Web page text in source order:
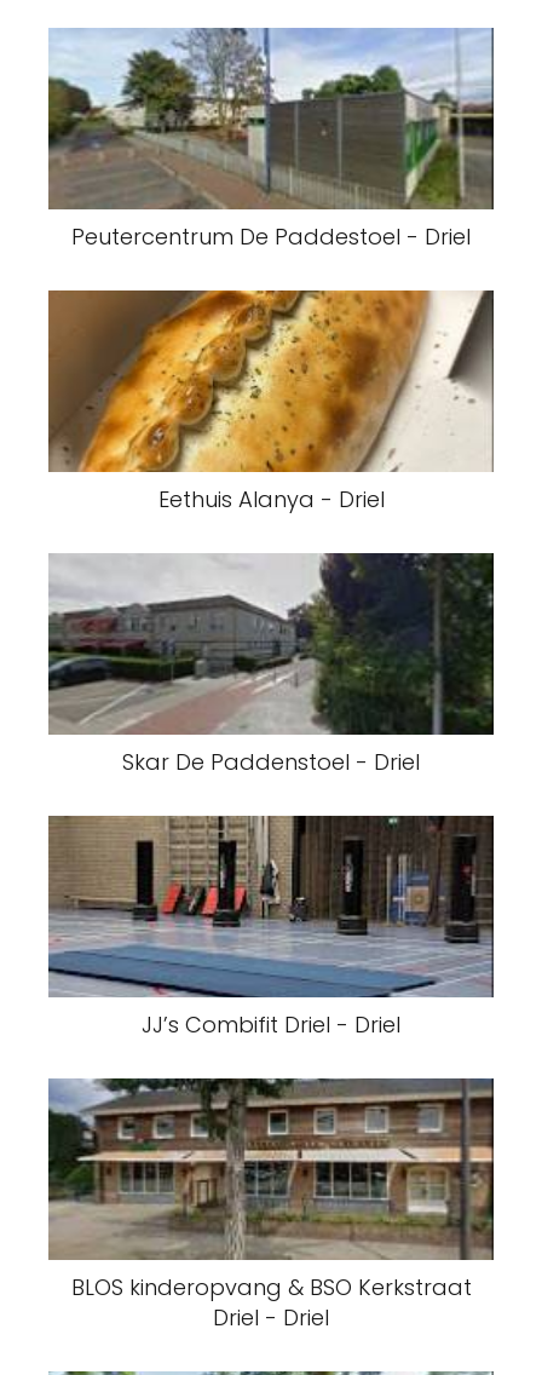
Peutercentrum De Paddestoel - Driel
Eethuis Alanya - Driel
Skar De Paddenstoel - Driel
JJ’s Combifit Driel - Driel
BLOS kinderopvang & BSO Kerkstraat
Driel - Driel